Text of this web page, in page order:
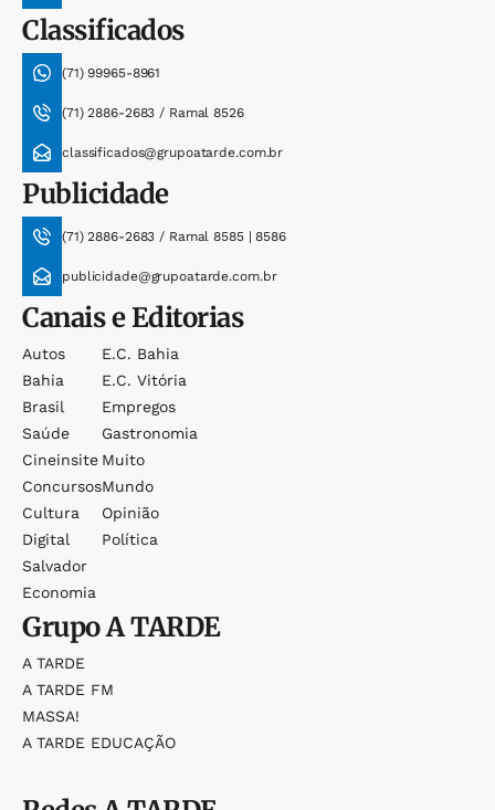
Classificados
(71) 99965-8961
(71) 2886-2683 / Ramal 8526
classificados@grupoatarde.com.br
Publicidade
(71) 2886-2683 / Ramal 8585 | 8586
publicidade@grupoatarde.com.br
Canais e Editorias
Autos
Bahia
Brasil
Saúde
Cineinsite
Concursos
Cultura
Digital
Salvador
Economia
E.c. Bahia
E.c. Vitória
Empregos
Gastronomia
Muito
Mundo
Opinião
Política
GrupoA TARDE
A TARDE
A TARDE FM
MASSA!
A TARDE EDUCAÇÃO